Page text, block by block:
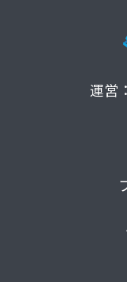
運営